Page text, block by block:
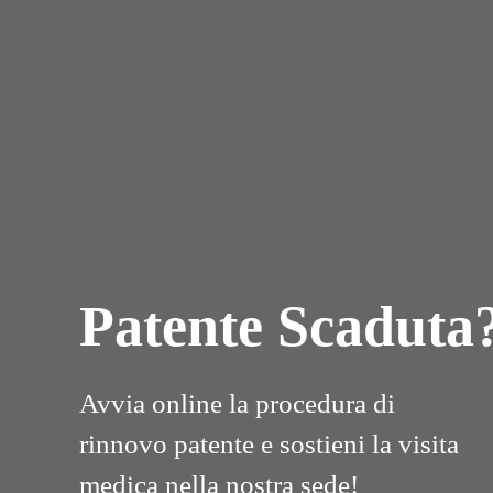
Patente
Avvia online la procedura di
rinnovo patente e sostieni la visita
medica nella nostra sede!